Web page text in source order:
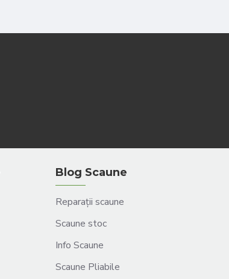
Blog Scaune
Reparații scaune
Scaune stoc
Info Scaune
Scaune Pliabile